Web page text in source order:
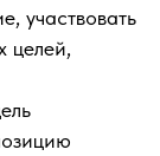
участвовать
целей,